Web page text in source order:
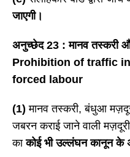
जाएगी।
अनुच्छेद 23 : मानव तस्करी
Prohibition of traffic
forced labour
(1) मानव तस्करी, बंधुआ
जबरन कराई जाने वाली
काकोई भी उल्लंघन कानून के